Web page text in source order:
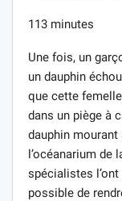
113 minutes
Une fois, un
un dauphin
que cette
dans un piège à
dauphin
l’océanarium de
spécialistes
possible de